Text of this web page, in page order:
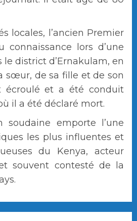
locales, l’ancien Premier
connaissance lors d’une
district d’Ernakulam, en
sœur, de sa fille et de son
écroulé et a été conduit
il a été déclaré mort.
soudaine emporte l’une
les plus influentes et
du Kenya, acteur
souvent contesté de la